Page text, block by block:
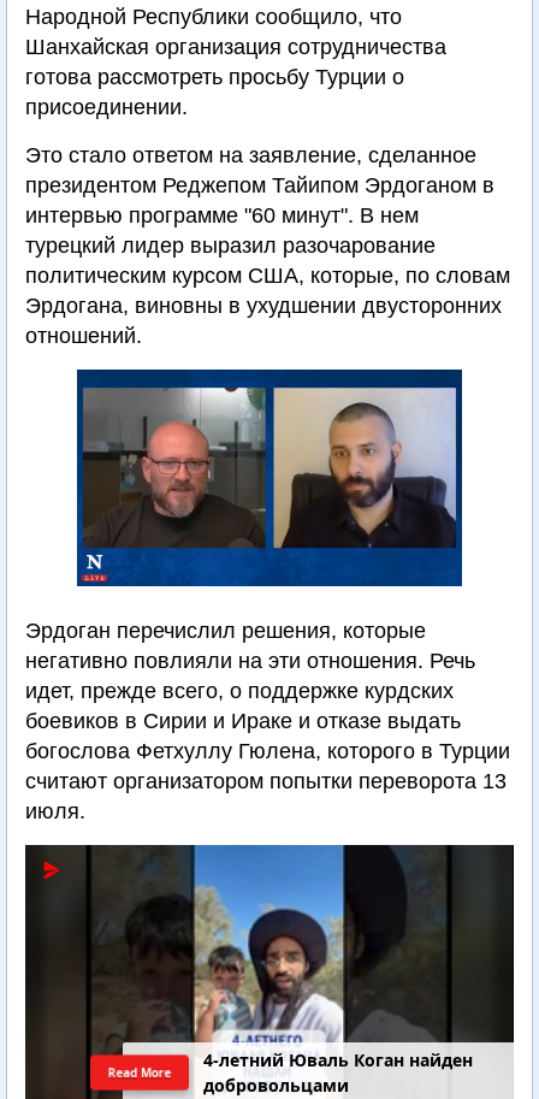
Народной Республики сообщило, что
Шанхайская организация сотрудничества
готова рассмотреть просьбу Турции о
присоединении.
Это стало ответом на заявление, сделанное
президентом Реджепом Тайипом Эрдоганом в
интервью программе "60 минут". В нем
турецкий лидер выразил разочарование
политическим курсом США, которые, по словам
Эрдогана, виновны в ухудшении двусторонних
отношений.
Эрдоган перечислил решения, которые
негативно повлияли на эти отношения. Речь
идет, прежде всего, о поддержке курдских
боевиков в Сирии и Ираке и отказе выдать
богослова Фетхуллу Гюлена, которого в Турции
считают организатором попытки переворота 13
июля.
4-летний Юваль Коган найден
добровольцами
Read More